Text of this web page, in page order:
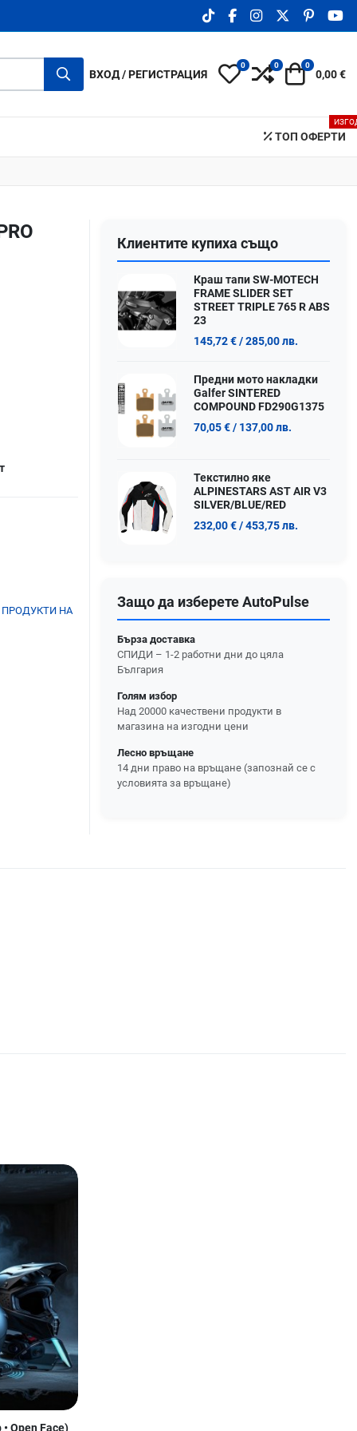
TIKTOK SOCIAL LINK
FACEBOOK SOCIAL
INSTAGRAM
X.COM
ВХОД / РЕГИСТРАЦИЯ My Wishlist
0 Compare
0 Количка
0
0,00 €
ТОП ОФЕРТИ
НА
Клиентите купиха също
Краш тапи SW-MOTECH
FRAME SLIDER SET
STREET TRIPLE 765 R ABS
23
145,72 €/ 285,00 лв.
Предни мото накладки
Galfer SINTERED
COMPOUND FD290G1375
70,05 €/ 137,00 лв.
Текстилно яке
ALPINESTARS AST AIR V3
SILVER/BLUE/RED
232,00 €/ 453,75 лв.
Защо да изберете AutoPulse
Бърза доставка
СПИДИ – 1-2 работни дни до цяла
България
Голям избор
Над 20000 качествени продукти в
магазина на изгодни цени
Лесно връщане
14 дни право на връщане (запознай се с
условията за връщане)
Open Face)